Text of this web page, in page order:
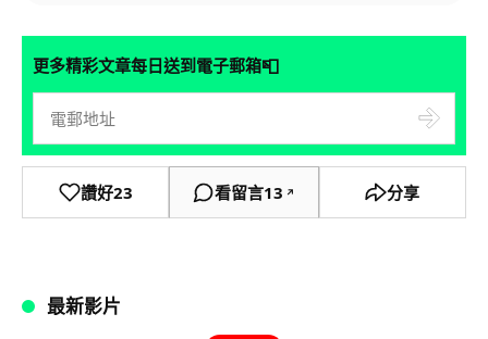
更多精彩文章每日送到電子郵箱📮
讚好23 看留言13 ↗ 分享
最新影片